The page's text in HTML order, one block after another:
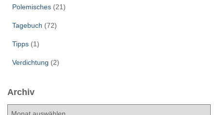
Polemisches (21)
Tagebuch (72)
Tipps (1)
Verdichtung (2)
Archiv
A